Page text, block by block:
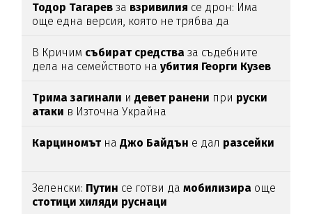
Тодор Тагарев за взривилия се дрон: Има
още една версия, която не трябва да
В Кричим събират средства за съдебните
дела на семейството наубития Георги Кузев
Трима загинали идевет ранени при руски
атаки в Източна Украйна
КарциномътнаДжо Байдън е дал разсейки
Зеленски: Путин се готви дамобилизира още
стотици хиляди руснаци